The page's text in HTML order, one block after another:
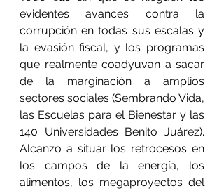
evidentes avances contra la
corrupción en todas sus escalas y
la evasión fiscal, y los programas
que realmente coadyuvan a sacar
de la marginación a amplios
sectores sociales (Sembrando Vida,
las Escuelas para el Bienestar y las
140 Universidades Benito Juárez).
Alcanzo a situar los retrocesos en
los campos de la energía, los
alimentos, los megaproyectos del